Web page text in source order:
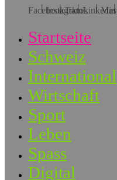
Startseite
Schweiz
International
Wirtschaft
Sport
Leben
Spass
Digital